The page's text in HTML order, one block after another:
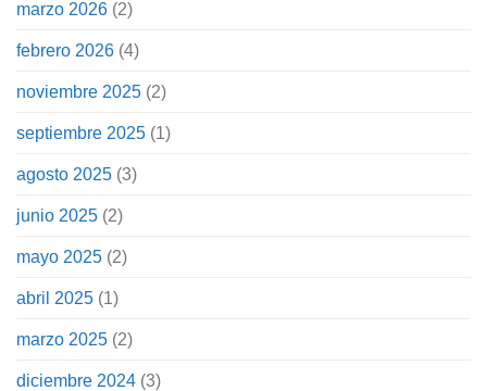
marzo 2026 (2)
febrero 2026 (4)
noviembre 2025 (2)
septiembre 2025 (1)
agosto 2025 (3)
junio 2025 (2)
mayo 2025 (2)
abril 2025 (1)
marzo 2025 (2)
diciembre 2024 (3)